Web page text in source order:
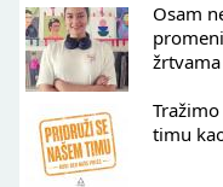
Osam
žrtvama
timu